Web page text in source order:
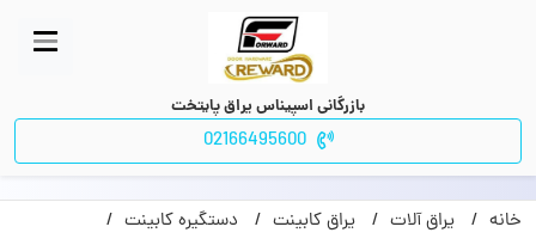
بازرگانی اسپیناس یراق پایتخت
02166495600
خانه یراق آلات یراق کابینت
دستگیره کابینت